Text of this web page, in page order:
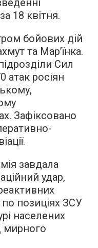
18 квітня.
бойових дій
та Мар’їнка.
Сил
атак росіян
Зафіксовано
завдала
удар,
позиціях ЗСУ
населених
мирного